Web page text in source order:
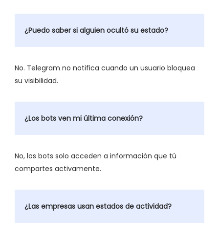
¿Puedo saber si alguien ocultó su estado?
No. Telegram no notifica cuando un usuario bloquea
su visibilidad.
¿Los bots ven mi última conexión?
No, los bots solo acceden a información que tú
compartes activamente.
¿Las empresas usan estados de actividad?